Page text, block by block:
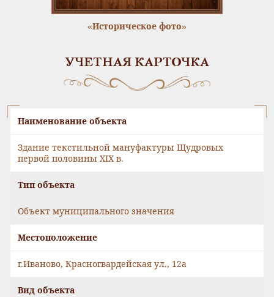
«Историческое фото»
УЧЕТНАЯ КАРТОЧКА
Наименование объекта
Здание текстильной мануфактуры Щудровых
первой половины XIX в.
Тип объекта
Объект муниципального значения
Местоположение
г.Иваново, Красногвардейская ул., 12а
Вид объекта